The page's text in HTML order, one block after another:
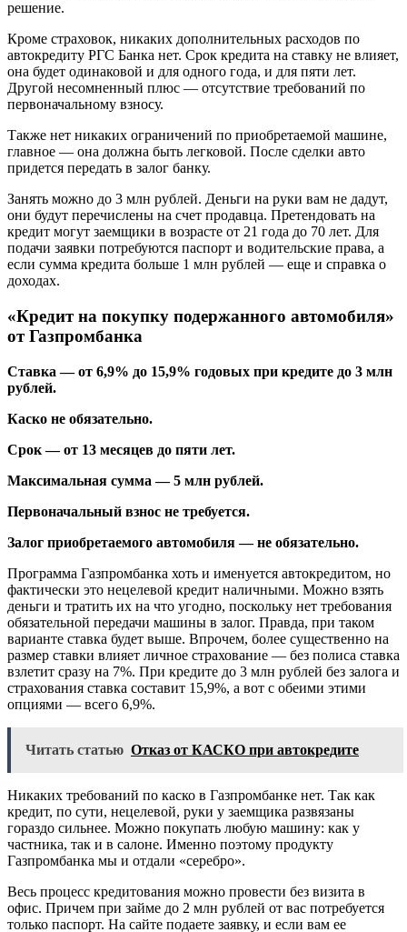
решение.
Кроме страховок, никаких дополнительных расходов по
автокредиту РГС Банка нет. Срок кредита на ставку не влияет,
она будет одинаковой и для одного года, и для пяти лет.
Другой несомненный плюс — отсутствие требований по
первоначальному взносу.
Также нет никаких ограничений по приобретаемой машине,
главное — она должна быть легковой. После сделки авто
придется передать в залог банку.
Занять можно до 3 млн рублей. Деньги на руки вам не дадут,
они будут перечислены на счет продавца. Претендовать на
кредит могут заемщики в возрасте от 21 года до 70 лет. Для
подачи заявки потребуются паспорт и водительские права, а
если сумма кредита больше 1 млн рублей — еще и справка о
доходах.
«Кредит на покупку подержанного автомобиля»
от Газпромбанка
Ставка — от 6,9% до 15,9% годовых при кредите до 3 млн
рублей.
Каско не обязательно.
Срок — от 13 месяцев до пяти лет.
Максимальная сумма — 5 млн рублей.
Первоначальный взнос не требуется.
Залог приобретаемого автомобиля — не обязательно.
Программа Газпромбанка хоть и именуется автокредитом, но
фактически это нецелевой кредит наличными. Можно взять
деньги и тратить их на что угодно, поскольку нет требования
обязательной передачи машины в залог. Правда, при таком
варианте ставка будет выше. Впрочем, более существенно на
размер ставки влияет личное страхование — без полиса ставка
взлетит сразу на 7%. При кредите до 3 млн рублей без залога и
страхования ставка составит 15,9%, а вот с обеими этими
опциями — всего 6,9%.
Читать статью Отказ от КАСКО при автокредите
Никаких требований по каско в Газпромбанке нет. Так как
кредит, по сути, нецелевой, руки у заемщика развязаны
гораздо сильнее. Можно покупать любую машину: как у
частника, так и в салоне. Именно поэтому продукту
Газпромбанка мы и отдали «серебро».
Весь процесс кредитования можно провести без визита в
офис. Причем при займе до 2 млн рублей от вас потребуется
только паспорт. На сайте подаете заявку, и если вам ее